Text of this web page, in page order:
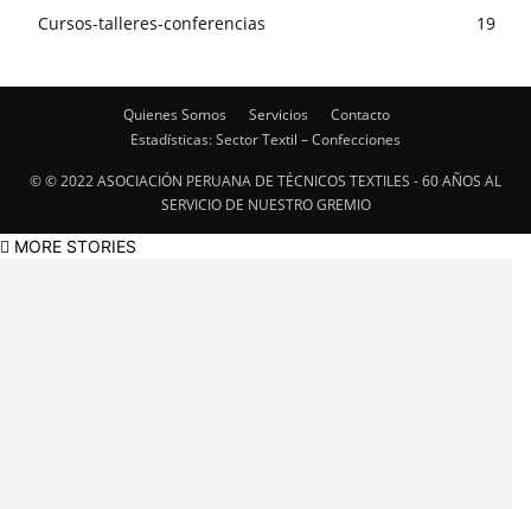
Cursos-talleres-conferencias
19
Quienes Somos Servicios
Contacto
Estadísticas: Sector Textil – Confecciones
© © 2022 ASOCIACIÓN PERUANA DE TÉCNICOS TEXTILES - 60 AÑOS AL
SERVICIO DE NUESTRO GREMIO
MORE STORIES